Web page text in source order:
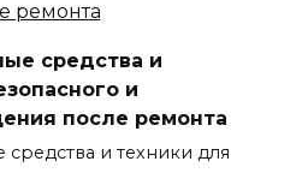
средства и
и
после ремонта
и техники для